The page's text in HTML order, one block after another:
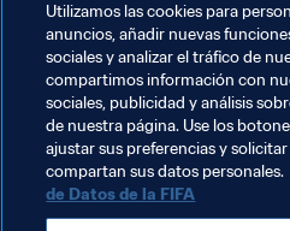
Seguro que Deema y Amir
todo ello pese a que, de
conscientes de lo que ocurre
tanto, ambos siguen a lo
alegría y fascinación pura por
Temas relacionados
Utilizamos las cookies para
anuncios, añadir nuevas
sociales y analizar el tráfico de
compartimos información con
sociales, publicidad y análisis
de nuestra página. Use los
ajustar sus preferencias y
compartan sus datos personales.
de Datos de la FIFA